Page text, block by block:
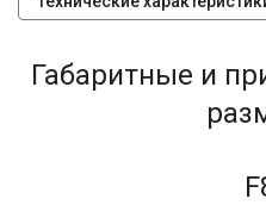
Габаритные и